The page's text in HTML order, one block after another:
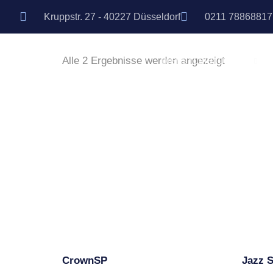
Kruppstr. 27 - 40227 Düsseldorf 0211 78868817
DIENSTLEISTUNGEN
Robuster
Alle 2 Ergebnisse werden angezeigt
CrownSP Jazz